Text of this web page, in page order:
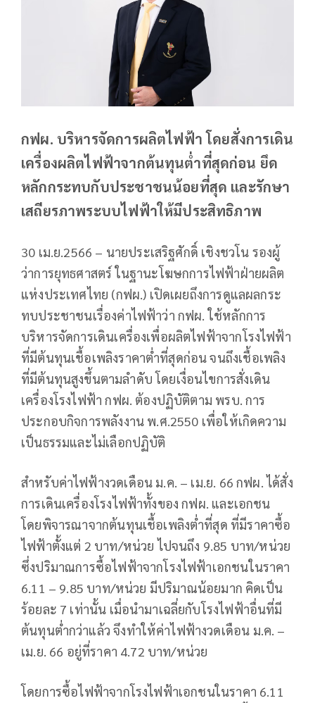
กฟผ. บริหารจัดการผลิตไฟฟ้า โดยสั่งการเดิน
เครื่องผลิตไฟฟ้าจากต้นทุนต่ำที่สุดก่อน ยึด
หลักกระทบกับประชาชนน้อยที่สุด และรักษา
เสถียรภาพระบบไฟฟ้าให้มีประสิทธิภาพ
30 เม.ย.2566 – นายประเสริฐศักดิ์ เชิงชวโน รองผู้
ว่าการยุทธศาสตร์ ในฐานะโฆษกการไฟฟ้าฝ่ายผลิต
แห่งประเทศไทย (กฟผ.) เปิดเผยถึงการดูแลผลกระ
ทบประชาชนเรื่องค่าไฟฟ้าว่า กฟผ. ใช้หลักการ
บริหารจัดการเดินเครื่องเพื่อผลิตไฟฟ้าจากโรงไฟฟ้า
ที่มีต้นทุนเชื้อเพลิงราคาต่ำที่สุดก่อน จนถึงเชื้อเพลิง
ที่มีต้นทุนสูงขึ้นตามลำดับ โดยเงื่อนไขการสั่งเดิน
เครื่องโรงไฟฟ้า กฟผ. ต้องปฏิบัติตาม พรบ. การ
ประกอบกิจการพลังงาน พ.ศ.2550 เพื่อให้เกิดความ
เป็นธรรมและไม่เลือกปฏิบัติ
สำหรับค่าไฟฟ้างวดเดือน ม.ค. – เม.ย. 66 กฟผ. ได้สั่ง
การเดินเครื่องโรงไฟฟ้าทั้งของ กฟผ. และเอกชน
โดยพิจารณาจากต้นทุนเชื้อเพลิงต่ำที่สุด ที่มีราคาซื้อ
ไฟฟ้าตั้งแต่ 2 บาท/หน่วย ไปจนถึง 9.85 บาท/หน่วย
ซึ่งปริมาณการซื้อไฟฟ้าจากโรงไฟฟ้าเอกชนในราคา
6.11 – 9.85 บาท/หน่วย มีปริมาณน้อยมาก คิดเป็น
ร้อยละ 7 เท่านั้น เมื่อนำมาเฉลี่ยกับโรงไฟฟ้าอื่นที่มี
ต้นทุนต่ำกว่าแล้ว จึงทำให้ค่าไฟฟ้างวดเดือน ม.ค. –
เม.ย. 66 อยู่ที่ราคา 4.72 บาท/หน่วย
โดยการซื้อไฟฟ้าจากโรงไฟฟ้าเอกชนในราคา 6.11